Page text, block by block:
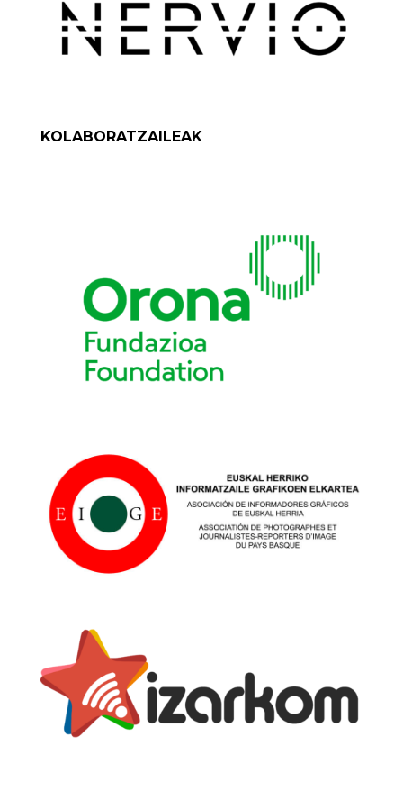
KOLABORATZAILEAK